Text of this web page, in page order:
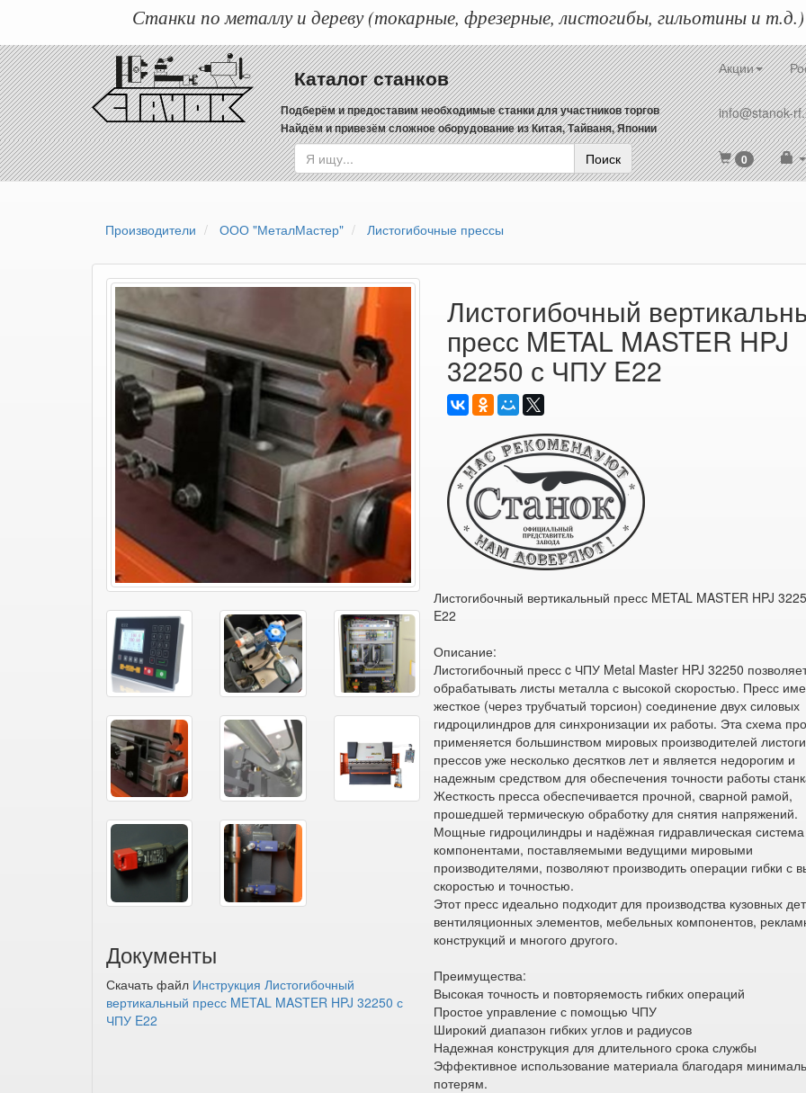
Станки по металлу и дереву (токарные, фрезерные, листогибы, гильотины и т.д.)
Каталог станков
Подберём и предоставим необходимые станки для участников торгов
Найдём и привезём сложное оборудование из Китая, Тайваня, Японии
Поиск
Акции
info@stanok-
0
Производители ООО "МеталМастер" Листогибочные прессы
Документы
Скачать файл Инструкция Листогибочный
вертикальный пресс METAL MASTER HPJ 32250 с
ЧПУ E22
Листогибочный
пресс METAL MASTER HPJ
32250 с ЧПУ E22
Листогибочный вертикальный пресс METAL MASTER HPJ
E22
Описание:
Листогибочный пресс c ЧПУ Metal Master HPJ 32250
обрабатывать листы металла с высокой скоростью. Пресс
жесткое (через трубчатый торсион) соединение двух силовых
гидроцилиндров для синхронизации их работы. Эта схема
применяется большинством мировых производителей
прессов уже несколько десятков лет и является недорогим и
надежным средством для обеспечения точности работы
Жесткость пресса обеспечивается прочной, сварной рамой,
прошедшей термическую обработку для снятия напряжений.
Мощные гидроцилиндры и надёжная гидравлическая
компонентами, поставляемыми ведущими мировыми
производителями, позволяют производить операции гибки с
скоростью и точностью.
Этот пресс идеально подходит для производства кузовных
вентиляционных элементов, мебельных компонентов,
конструкций и многого другого.
Преимущества:
Высокая точность и повторяемость гибких операций
Простое управление с помощью ЧПУ
Широкий диапазон гибких углов и радиусов
Надежная конструкция для длительного срока службы
Эффективное использование материала благодаря
потерям.